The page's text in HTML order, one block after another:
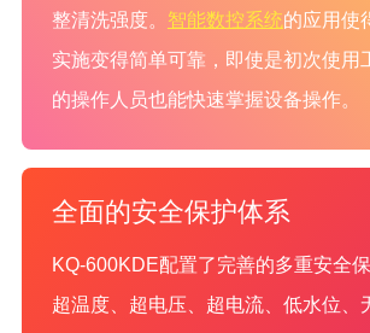
整清洗强度。 智能数控系统的应用使
实施变得简单可靠，即使是初次使用
的操作人员也能快速掌握设备操作。
全面的安全保护体系
KQ-600KDE配置了完善的多重安全
超温度、超电压、超电流、低水位、